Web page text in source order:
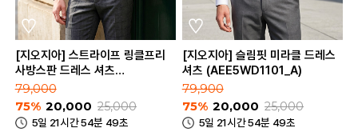
[지오지아] 스트라이프 링클프리
사방스판 드레스 셔츠
(ABE5WD1301_B)
79,000
75% 20,000 25,000
5일 21시간 54분 49초
[지오지아] 슬림핏 미라클 드레스
셔츠 (AEE5WD1101_A)
79,900
75% 20,000 25,000
5일 21시간 54분 49초